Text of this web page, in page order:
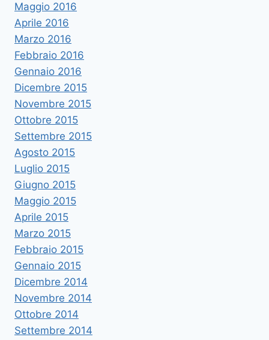
Maggio 2016
Aprile 2016
Marzo 2016
Febbraio 2016
Gennaio 2016
Dicembre 2015
Novembre 2015
Ottobre 2015
Settembre 2015
Agosto 2015
Luglio 2015
Giugno 2015
Maggio 2015
Aprile 2015
Marzo 2015
Febbraio 2015
Gennaio 2015
Dicembre 2014
Novembre 2014
Ottobre 2014
Settembre 2014